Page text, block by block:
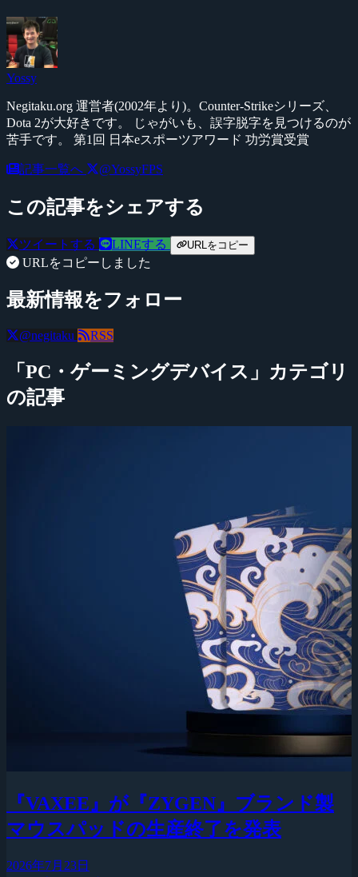
Yossy
Negitaku.org 運営者(2002年より)。Counter-Strikeシリーズ、
Dota 2が大好きです。 じゃがいも、誤字脱字を見つけるのが
苦手です。 第1回 日本eスポーツアワード 功労賞受賞
記事一覧へ @YossyFPS
この記事をシェアする
ツイートする LINEする URLをコピー
URLをコピーしました
最新情報をフォロー
@negitaku RSS
「PC・ゲーミングデバイス」カテゴリ
の記事
『VAXEE』が『ZYGEN』ブランド製
マウスパッドの生産終了を発表
2026年7月23日